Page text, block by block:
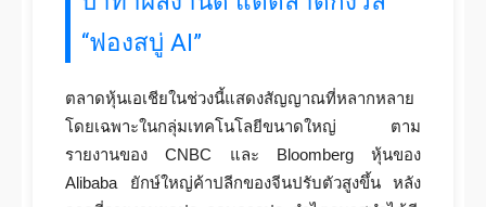
“ฟองสบู่ AI”
ตลาดหุ้นเอเชียในช่วงนี้แสดงสัญญาณที่หลากหลาย
โดยเฉพาะในกลุ่มเทคโนโลยีขนาดใหญ่ ตาม
รายงานของ CNBC และ Bloomberg หุ้นของ
Alibaba ยักษ์ใหญ่ค้าปลีกของจีนปรับตัวสูงขึ้น หลัง